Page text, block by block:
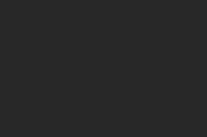
Open Air Vehicle